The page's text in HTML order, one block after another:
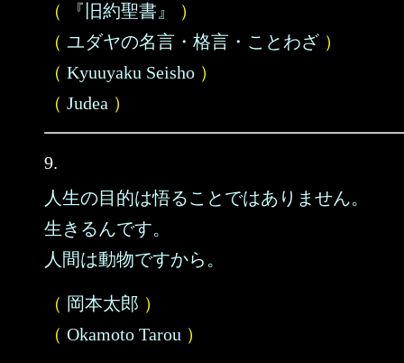
（ 『旧約聖書』
）
（ ユダヤの名言・格言・ことわざ ）
（ Kyuuyaku Seisho ）
（ Judea ）
9.
人生の目的は悟ることではありません。
生きるんです。
人間は動物ですから。
（ 岡本太郎 ）
（ Okamoto Tarou ）